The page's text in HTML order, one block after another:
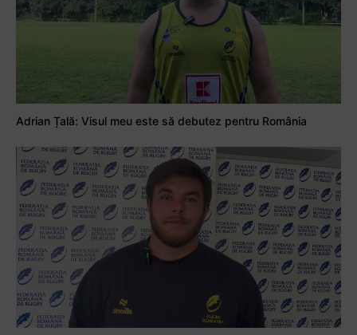
Adrian Țală: Visul meu este să debutez pentru România